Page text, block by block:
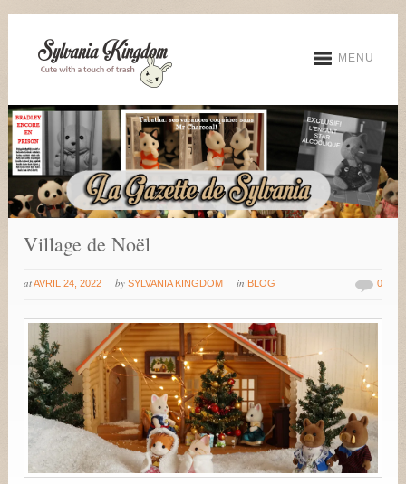
MENU
Village de Noël
atAVRIL 24, 2022 by SYLVANIA KINGDOM in BLOG 0